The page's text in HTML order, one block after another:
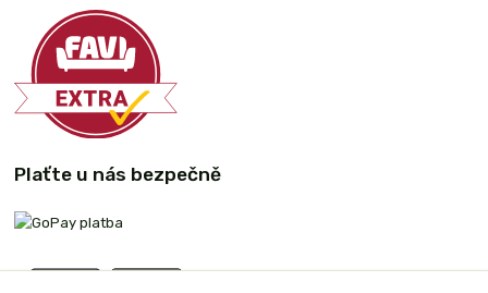
Plaťte u nás bezpečně